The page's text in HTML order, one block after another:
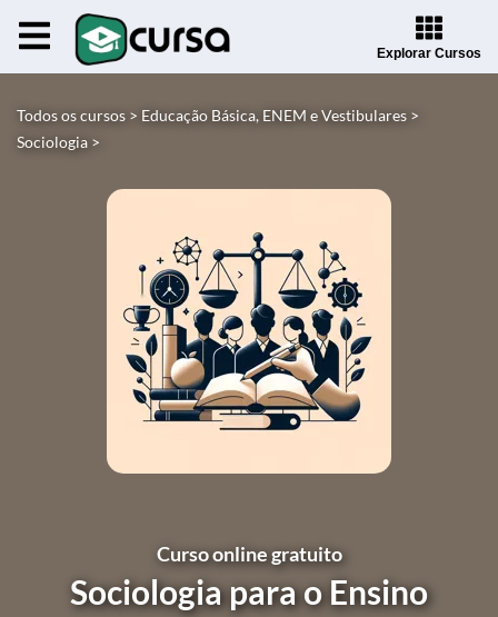
Explorar Cursos
Todos os cursos > Educação Básica, ENEM e Vestibulares >
Sociologia >
Curso online gratuito
Sociologia para o Ensino